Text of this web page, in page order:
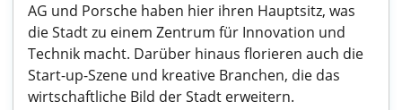
AG und Porsche haben hier ihren Hauptsitz, was
die Stadt zu einem Zentrum für Innovation und
Technik macht. Darüber hinaus florieren auch die
Start-up-Szene und kreative Branchen, die das
wirtschaftliche Bild der Stadt erweitern.